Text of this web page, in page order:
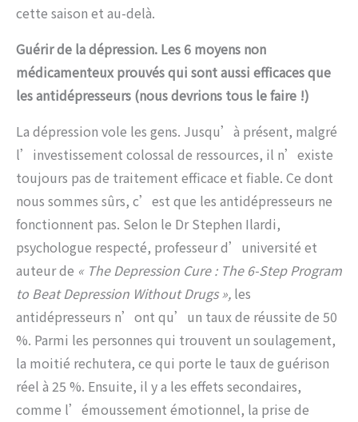
cette saison et au-delà.
Guérir de la dépression. Les 6 moyens non
médicamenteux prouvés qui sont aussi efficaces que
les antidépresseurs (nous devrions tous le faire !)
La dépression vole les gens. Jusqu’à présent, malgré
l’investissement colossal de ressources, il n’existe
toujours pas de traitement efficace et fiable. Ce dont
nous sommes sûrs, c’est que les antidépresseurs ne
fonctionnent pas. Selon le Dr Stephen Ilardi,
psychologue respecté, professeur d’université et
auteur de « The Depression Cure : The 6-Step Program
to Beat Depression Without Drugs », les
antidépresseurs n’ont qu’un taux de réussite de 50
%. Parmi les personnes qui trouvent un soulagement,
la moitié rechutera, ce qui porte le taux de guérison
réel à 25 %. Ensuite, il y a les effets secondaires,
comme l’émoussement émotionnel, la prise de